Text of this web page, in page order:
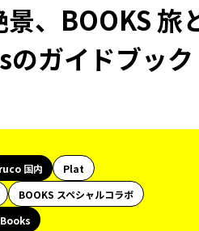
、BOOKS 旅
ガイドブック
国内
Plat
BOOKS スペシャルコラボ